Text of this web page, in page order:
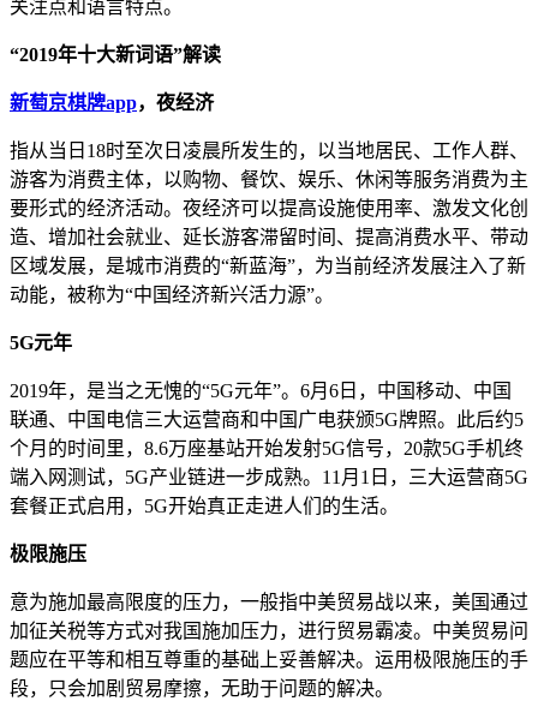
关注点和语言特点。
“2019年十大新词语”解读
新萄京棋牌app，夜经济
指从当日18时至次日凌晨所发生的，以当地居民、工作人群、
游客为消费主体，以购物、餐饮、娱乐、休闲等服务消费为主
要形式的经济活动。夜经济可以提高设施使用率、激发文化创
造、增加社会就业、延长游客滞留时间、提高消费水平、带动
区域发展，是城市消费的“新蓝海”，为当前经济发展注入了新
动能，被称为“中国经济新兴活力源”。
5G元年
2019年，是当之无愧的“5G元年”。6月6日，中国移动、中国
联通、中国电信三大运营商和中国广电获颁5G牌照。此后约5
个月的时间里，8.6万座基站开始发射5G信号，20款5G手机终
端入网测试，5G产业链进一步成熟。11月1日，三大运营商5G
套餐正式启用，5G开始真正走进人们的生活。
极限施压
意为施加最高限度的压力，一般指中美贸易战以来，美国通过
加征关税等方式对我国施加压力，进行贸易霸凌。中美贸易问
题应在平等和相互尊重的基础上妥善解决。运用极限施压的手
段，只会加剧贸易摩擦，无助于问题的解决。